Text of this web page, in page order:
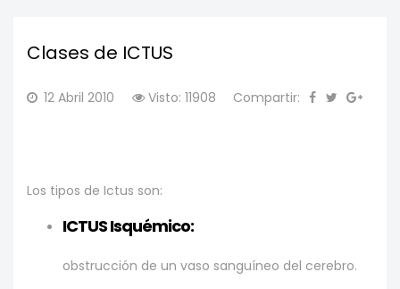
Clases de ICTUS
12 Abril 2010 Visto: 11908 Compartir:
Los tipos de Ictus son:
ICTUS Isquémico:
obstrucción de un vaso sanguíneo del cerebro.